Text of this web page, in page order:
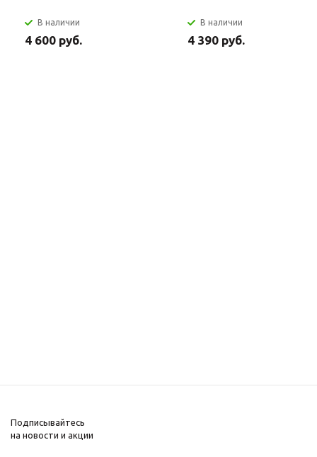
В наличии
4 600 руб.
В наличии
4 390 руб.
Подписывайтесь
на новости и акции